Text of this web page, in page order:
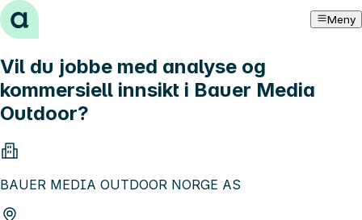
Hopp til innhold Meny
Vil du jobbe med analyse og
kommersiell innsikt i Bauer Media
Outdoor?
BAUER MEDIA OUTDOOR NORGE AS